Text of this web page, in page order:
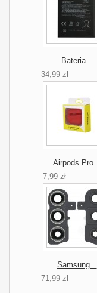
Bateria...
34,99 zł
Airpods Pro...
7,99 zł
Samsung...
71,99 zł